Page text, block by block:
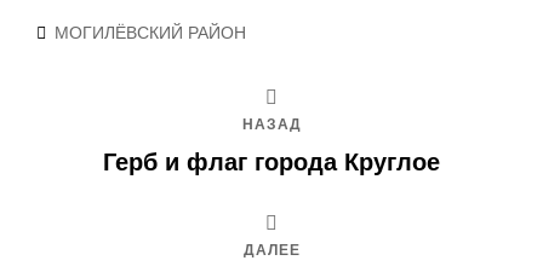
Метки
МОГИЛЁВСКИЙ РАЙОН
НАЗАД
Герб и флаг города Круглое
ДАЛЕЕ